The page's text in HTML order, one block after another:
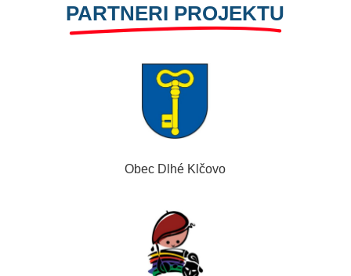
PARTNERI PROJEKTU
Obec Dlhé Klčovo